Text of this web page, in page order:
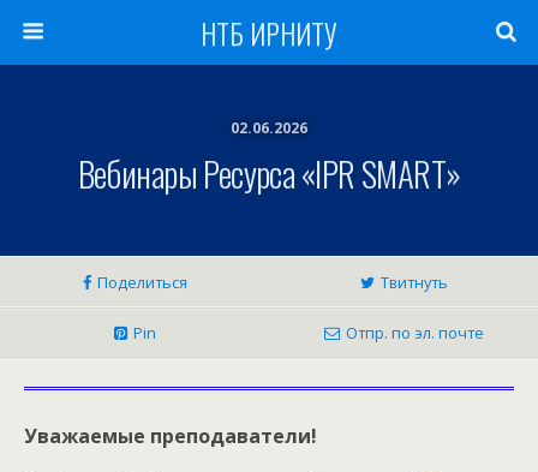
НТБ ИРНИТУ
02.06.2026
Вебинары Ресурса «IPR SMART»
Поделиться Твитнуть
Pin Отпр. по эл. почте
Уважаемые преподаватели!